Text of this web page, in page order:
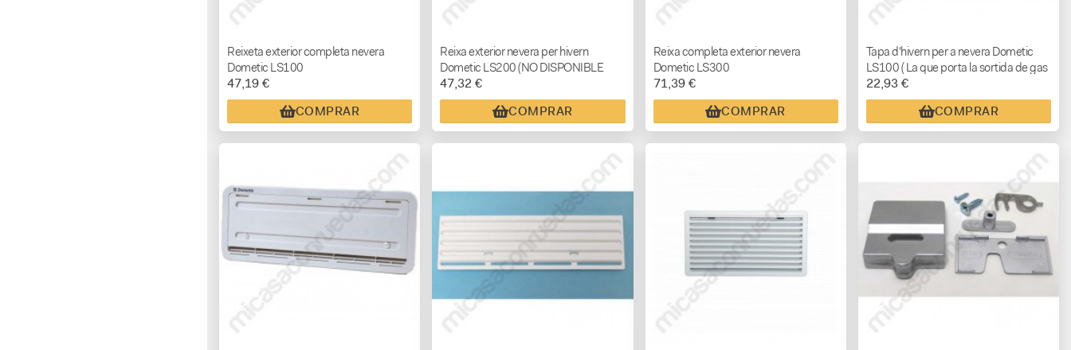
Reixeta exterior completa nevera
Dometic LS100
47,19 €
COMPRAR
Reixa exterior nevera per hivern
Dometic LS200 (NO DISPONIBLE
FINS A MITJANS DE DESEMBRE)
47,32 €
COMPRAR
Reixa completa exterior nevera
Dometic LS300
71,39 €
COMPRAR
Tapa d'hivern per a nevera Dometic
LS100 ( La que porta la sortida de gas
)22,93 €
COMPRAR